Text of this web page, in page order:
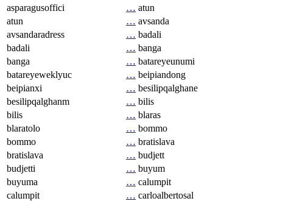
asparagusoffici
… atun
atun
… avsanda
avsandaradress
… badali
badali
… banga
banga
… batareyeunumi
batareyeweklyuc
… beipiandong
beipianxi
… besilipqalghane
besilipqalghanm
… bilis
bilis
… blaras
blaratolo
… bommo
bommo
… bratislava
bratislava
… budjett
budjetti
… buyum
buyuma
… calumpit
calumpit
… carloalbertosal